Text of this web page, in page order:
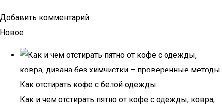
Добавить комментарий
Новое
Как и чем отстирать пятно от кофе с одежды, ковра,